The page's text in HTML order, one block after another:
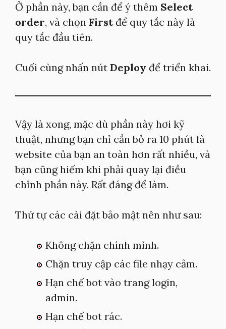
Ở phần này, bạn cần để ý thêm Select
order, và chọn Firstđể quy tắc này là
quy tắc đầu tiên.
Cuối cùng nhấn nút Deploy để triển khai.
Vậy là xong, mặc dù phần này hơi kỹ
thuật, nhưng bạn chỉ cần bỏ ra 10 phút là
website của bạn an toàn hơn rất nhiều, và
bạn cũng hiếm khi phải quay lại điều
chỉnh phần này. Rất đáng để làm.
Thứ tự các cài đặt bảo mật nên như sau:
Không chặn chính mình.
Chặn truy cập các file nhạy cảm.
Hạn chế bot vào trang login,
admin.
Hạn chế bot rác.